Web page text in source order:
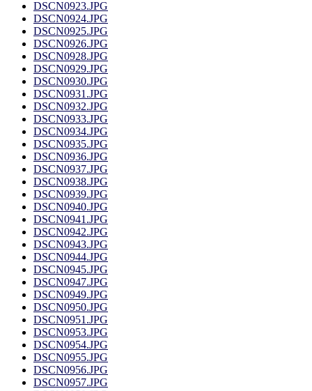
DSCN0923.JPG
DSCN0924.JPG
DSCN0925.JPG
DSCN0926.JPG
DSCN0928.JPG
DSCN0929.JPG
DSCN0930.JPG
DSCN0931.JPG
DSCN0932.JPG
DSCN0933.JPG
DSCN0934.JPG
DSCN0935.JPG
DSCN0936.JPG
DSCN0937.JPG
DSCN0938.JPG
DSCN0939.JPG
DSCN0940.JPG
DSCN0941.JPG
DSCN0942.JPG
DSCN0943.JPG
DSCN0944.JPG
DSCN0945.JPG
DSCN0947.JPG
DSCN0949.JPG
DSCN0950.JPG
DSCN0951.JPG
DSCN0953.JPG
DSCN0954.JPG
DSCN0955.JPG
DSCN0956.JPG
DSCN0957.JPG